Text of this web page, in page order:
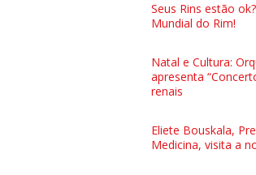
Seus Rins estão
Mundial do Rim!
Natal e Cultura:
apresenta
renais
Eliete Bouskala,
Medicina, visita a